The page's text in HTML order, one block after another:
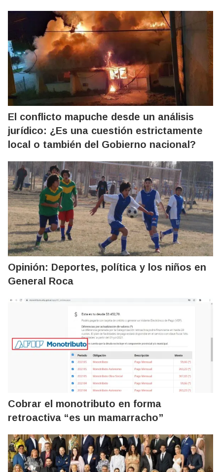
El conflicto mapuche desde un análisis
jurídico: ¿Es una cuestión estrictamente
local o también del Gobierno nacional?
Opinión: Deportes, política y los niños en
General Roca
Cobrar el monotributo en forma
retroactiva “es un mamarracho”